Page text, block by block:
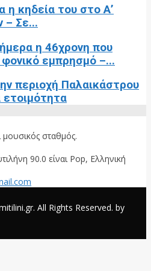
η κηδεία του στο Α’
– Σε...
η 46χρονη που
φονικό εμπρησμό –...
περιοχή Παλαικάστρου
ετοιμότητα
σταθμός.
90.0 είναι Pop, Ελληνική
All Rights Reserved. by